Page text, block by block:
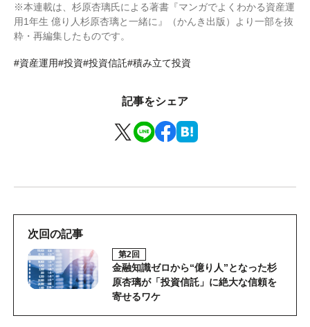
※本連載は、杉原杏璃氏による著書『マンガでよくわかる資産運
用1年生 億り人杉原杏璃と一緒に』（かんき出版）より一部を抜
粋・再編集したものです。
#資産運用#投資#投資信託#積み立て投資
記事をシェア
次回の記事
第2回
金融知識ゼロから“億り人”となった杉
原杏璃が「投資信託」に絶大な信頼を
寄せるワケ